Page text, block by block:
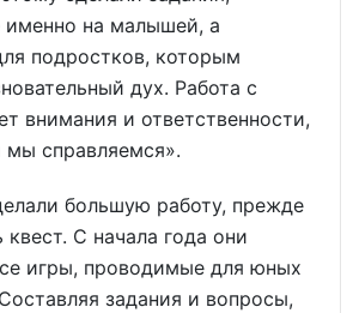
именно на малышей, а
подростков, которым
дух. Работа с
внимания и ответственности,
мы справляемся».
большую работу, прежде
квест. С начала года они
игры, проводимые для юных
задания и вопросы,